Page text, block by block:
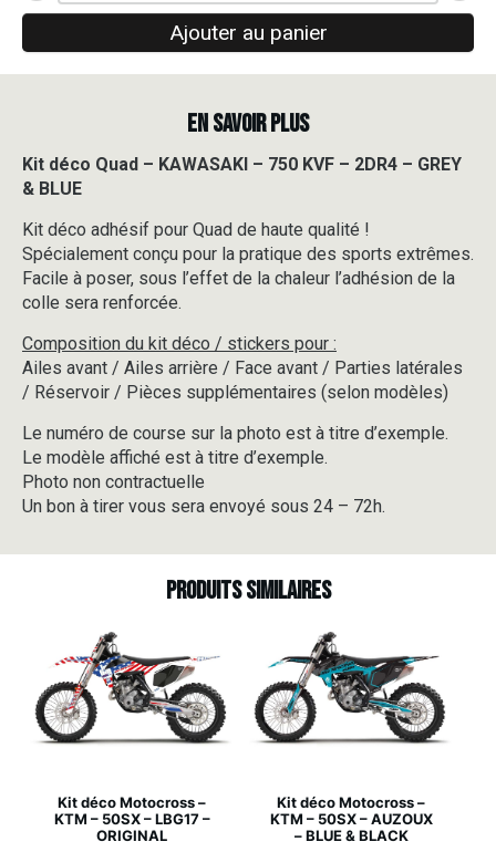
de
déco
Quad
750
KVF
2DR4
-
GREY
&
BLUE
Ajouter au panier
EN SAVOIR PLUS
Kit déco Quad – KAWASAKI – 750 KVF – 2DR4 – GREY
& BLUE
Kit déco adhésif pour Quad de haute qualité !
Spécialement conçu pour la pratique des sports extrêmes.
Facile à poser, sous l’effet de la chaleur l’adhésion de la
colle sera renforcée.
Composition du kit déco / stickers pour :
Ailes avant / Ailes arrière / Face avant / Parties latérales
/ Réservoir / Pièces supplémentaires (selon modèles)
Le numéro de course sur la photo est à titre d’exemple.
Le modèle affiché est à titre d’exemple.
Photo non contractuelle
Un bon à tirer vous sera envoyé sous 24 – 72h.
Produits similaires
Kit déco Motocross –
KTM – 50SX – LBG17 –
ORIGINAL
Kit déco Motocross –
KTM – 50SX – AUZOUX
– BLUE & BLACK